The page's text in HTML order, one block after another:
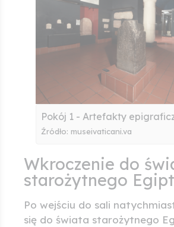
Pokój 1 - Artefakty
Źródło: museivaticani.va
Wkroczenie do
starożytnego
Po wejściu do sali
się do świata starożytnego